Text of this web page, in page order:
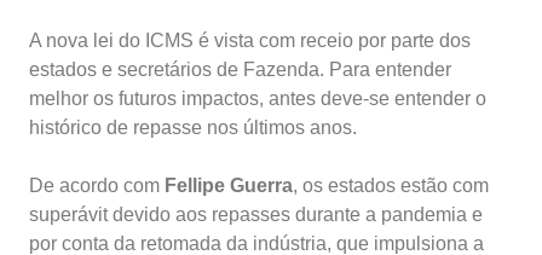
A nova lei do ICMS é vista com receio por parte dos
estados e secretários de Fazenda. Para entender
melhor os futuros impactos, antes deve-se entender o
histórico de repasse nos últimos anos.
De acordo com Fellipe Guerra, os estados estão com
superávit devido aos repasses durante a pandemia e
por conta da retomada da indústria, que impulsiona a